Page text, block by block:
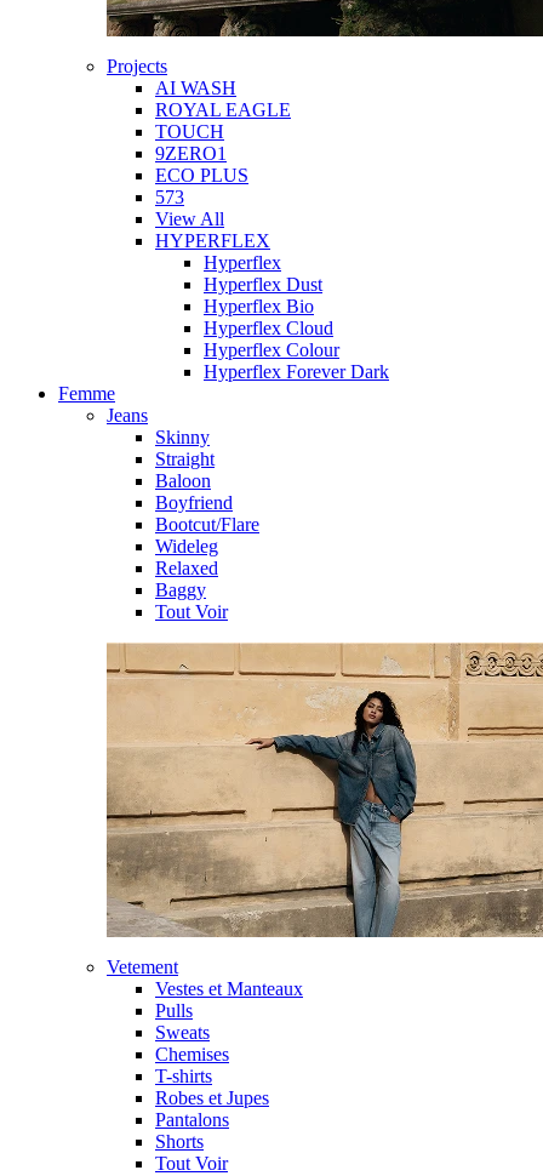
Projects
AI WASH
ROYAL EAGLE
TOUCH
9ZERO1
ECO PLUS
573
View All
HYPERFLEX
Hyperflex
Hyperflex Dust
Hyperflex Bio
Hyperflex Cloud
Hyperflex Colour
Hyperflex Forever Dark
Femme
Jeans
Skinny
Straight
Baloon
Boyfriend
Bootcut/Flare
Wideleg
Relaxed
Baggy
Tout Voir
Vetement
Vestes et Manteaux
Pulls
Sweats
Chemises
T-shirts
Robes et Jupes
Pantalons
Shorts
Tout Voir